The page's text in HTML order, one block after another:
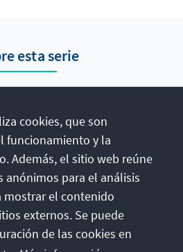
esta serie
la serie "en breve", nuestros
un tema o problema en un
de dos páginas.
cookies, que son
funcionamiento y la
Además, el sitio web reúne
anónimos para el análisis
mostrar el contenido
externos. Se puede
de las cookies en